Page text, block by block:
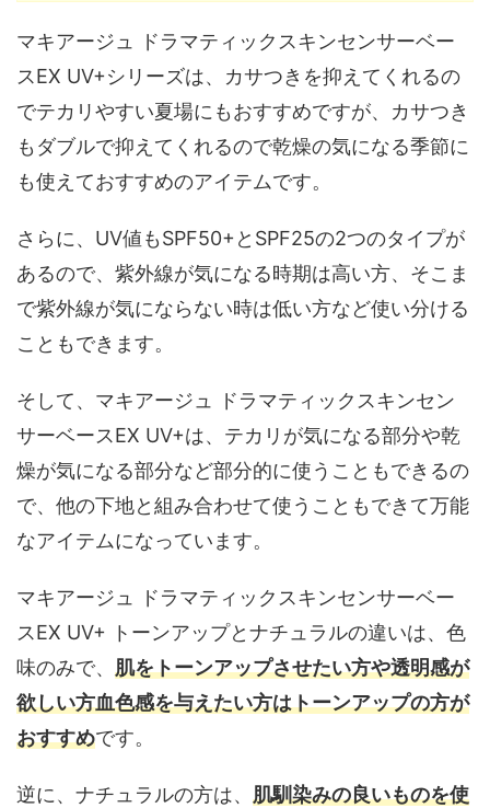
マキアージュ ドラマティックスキンセンサーベー
スEX UV+シリーズは、カサつきを抑えてくれるの
でテカリやすい夏場にもおすすめですが、カサつき
もダブルで抑えてくれるので乾燥の気になる季節に
も使えておすすめのアイテムです。
さらに、UV値もSPF50+とSPF25の2つのタイプが
あるので、紫外線が気になる時期は高い方、そこま
で紫外線が気にならない時は低い方など使い分ける
こともできます。
そして、マキアージュ ドラマティックスキンセン
サーベースEX UV+は、テカリが気になる部分や乾
燥が気になる部分など部分的に使うこともできるの
で、他の下地と組み合わせて使うこともできて万能
なアイテムになっています。
マキアージュ ドラマティックスキンセンサーベー
スEX UV+ トーンアップとナチュラルの違いは、色
味のみで、 肌をトーンアップさせたい方や透明感が
欲しい方血色感を与えたい方はトーンアップの方が
おすすめです。
逆に、ナチュラルの方は、 肌馴染みの良いものを使